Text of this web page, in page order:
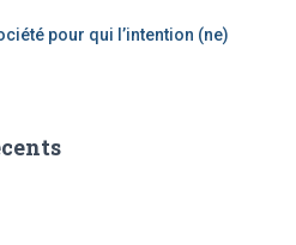
pour qui l’intention (ne)